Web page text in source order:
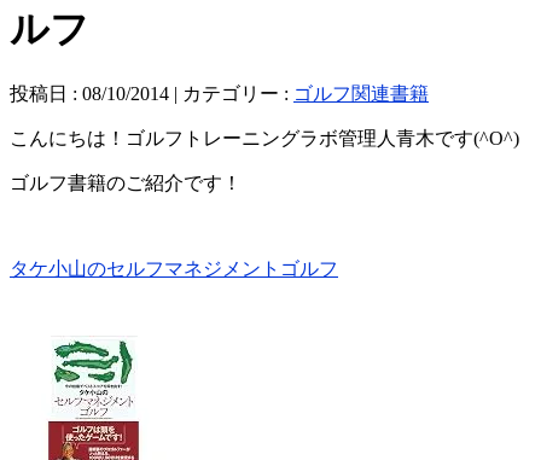
ルフ
投稿日 : 08/10/2014 | カテゴリー : ゴルフ関連書籍
こんにちは！ゴルフトレーニングラボ管理人青木です(^O^)
ゴルフ書籍のご紹介です！
タケ小山のセルフマネジメントゴルフ